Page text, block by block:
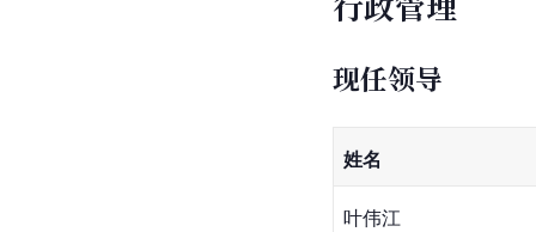
现任领导
姓名
叶伟江